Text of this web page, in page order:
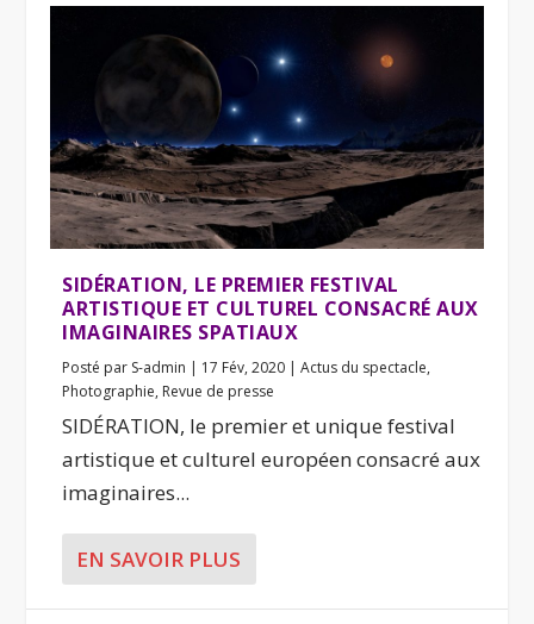
SIDÉRATION, LE PREMIER FESTIVAL
ARTISTIQUE ET CULTUREL CONSACRÉ AUX
IMAGINAIRES SPATIAUX
Posté par S-admin | 17 Fév, 2020 |Actus du spectacle,
Photographie, Revue de presse
SIDÉRATION, le premier et unique festival
artistique et culturel européen consacré aux
imaginaires...
EN SAVOIR PLUS